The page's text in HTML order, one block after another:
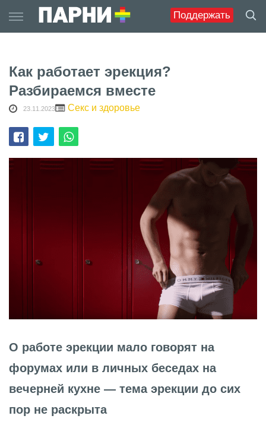
Поддержать
to
content
Как работает эрекция?
Разбираемся вместе
23.11.2023 Секс и здоровье
О работе эрекции мало говорят на
форумах или в личных беседах на
вечерней кухне — тема эрекции до сих
пор не раскрыта